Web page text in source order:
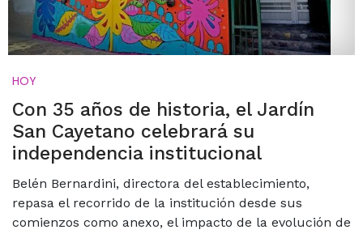
HOY
Con 35 años de historia, el Jardín
San Cayetano celebrará su
independencia institucional
Belén Bernardini, directora del establecimiento,
repasa el recorrido de la institución desde sus
comienzos como anexo, el impacto de la evolución de